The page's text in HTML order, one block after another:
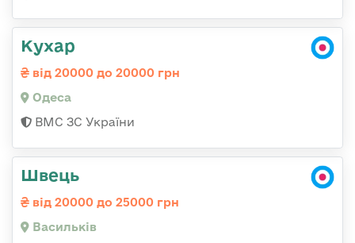
Кухар
від 20000 до 20000 грн
Одеса
ВМС ЗС України
Швець
від 20000 до 25000 грн
Васильків